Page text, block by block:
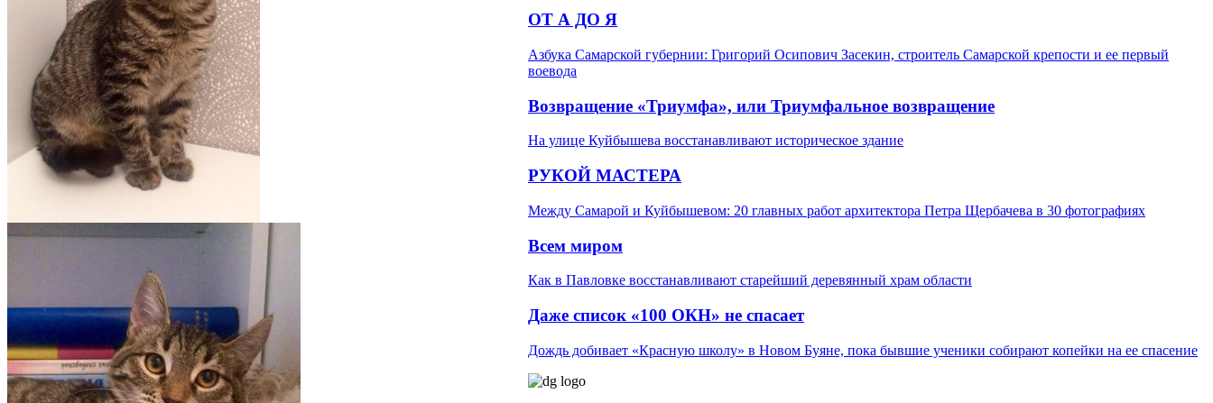
ОТ А ДО Я
Азбука Самарской губернии: Григорий Осипович Засекин, строитель Самарской крепости и ее первый
воевода
Возвращение «Триумфа», или Триумфальное возвращение
На улице Куйбышева восстанавливают историческое здание
РУКОЙ МАСТЕРА
Между Самарой и Куйбышевом: 20 главных работ архитектора Петра Щербачева в 30 фотографиях
Всем миром
Как в Павловке восстанавливают старейший деревянный храм области
Даже список «100 ОКН» не спасает
Дождь добивает «Красную школу» в Новом Буяне, пока бывшие ученики собирают копейки на ее спасение